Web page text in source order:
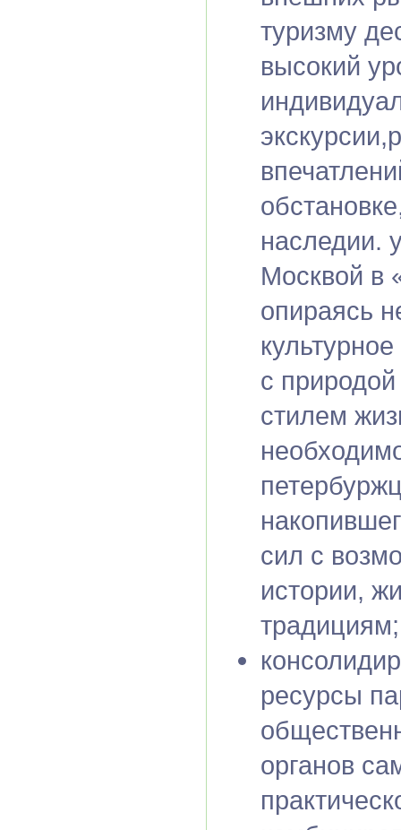
туризму
высокий
наследии.
Москвой в
опираясь
с
стилем
сил с
истории,
ресурсы
органов